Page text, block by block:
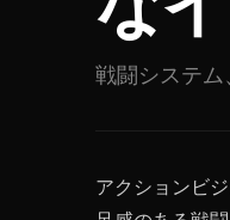
戦闘システム
アクションビ